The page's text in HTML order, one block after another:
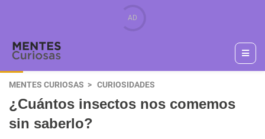
MENTES CURIOSAS CURIOSIDADES
¿Cuántos insectos nos comemos
sin saberlo?